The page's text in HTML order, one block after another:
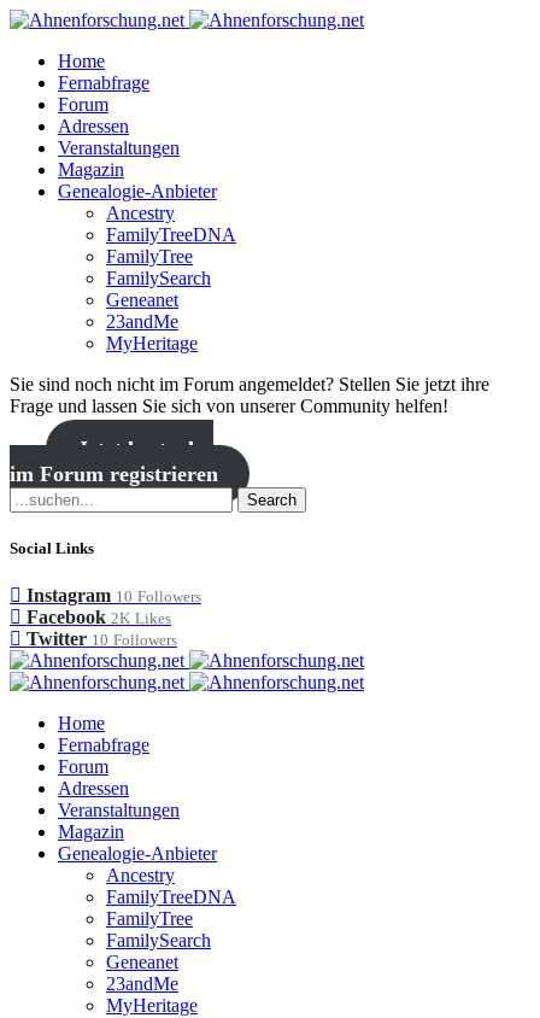
Home
Fernabfrage
Forum
Adressen
Veranstaltungen
Magazin
Genealogie-Anbieter
Ancestry
FamilyTreeDNA
FamilyTree
FamilySearch
Geneanet
23andMe
MyHeritage
Sie sind noch nicht im Forum angemeldet? Stellen Sie jetzt ihre
Frage und lassen Sie sich von unserer Community helfen!
Jetzt kostenlos
im Forum registrieren
Search
Social Links
Instagram 10 Followers
Facebook 2K Likes
Twitter 10 Followers
Home
Fernabfrage
Forum
Adressen
Veranstaltungen
Magazin
Genealogie-Anbieter
Ancestry
FamilyTreeDNA
FamilyTree
FamilySearch
Geneanet
23andMe
MyHeritage